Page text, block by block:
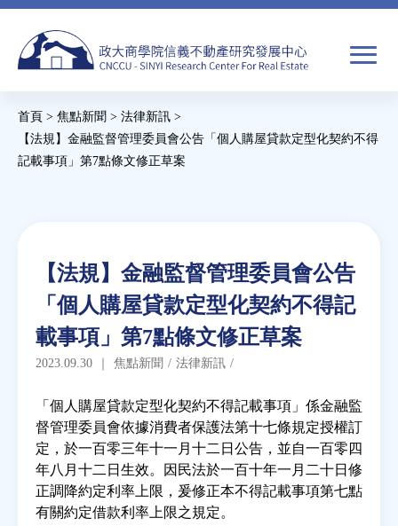
Jump
navigation
搜
尋
搜
尋
教育推廣
房市分析
研究獎勵
房地產年鑑
電子報
您
在
首頁 > 焦點新聞 > 法律新訊 >
【法規】金融監督管理委員會公告「個人購屋貸款定型化契約不得
記載事項」第7點條文修正草案
Back
top
【法規】金融監督管理委員會公告
「個人購屋貸款定型化契約不得記
載事項」第7點條文修正草案
2023.09.30 ｜ 焦點新聞 / 法律新訊 /
「個人購屋貸款定型化契約不得記載事項」係金融監
督管理委員會依據消費者保護法第十七條規定授權訂
定，於一百零三年十一月十二日公告，並自一百零四
年八月十二日生效。因民法於一百十年一月二十日修
正調降約定利率上限，爰修正本不得記載事項第七點
有關約定借款利率上限之規定。